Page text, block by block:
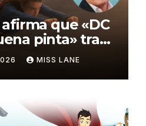
que «DC
pinta» tras
MISS LANE